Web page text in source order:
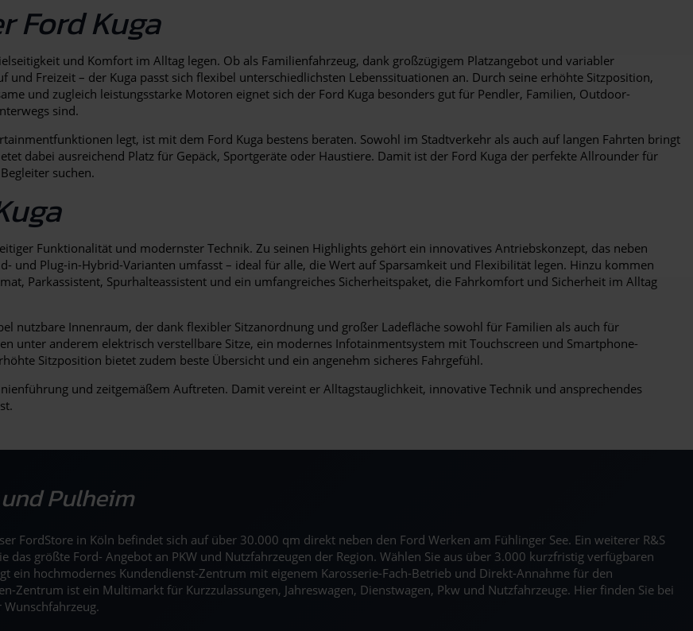
Ford Kuga
und Komfort im Alltag legen. Ob als Familienfahrzeug, dank großzügigem Platzangebot und variabler
und Freizeit – der Kuga passt sich flexibel unterschiedlichsten Lebenssituationen an. Durch seine erhöhte Sitzposition,
und zugleich leistungsstarke Motoren eignet sich der Ford Kuga besonders gut für Pendler, Familien, Outdoor-
sind.
legt, ist mit dem Ford Kuga bestens beraten. Sowohl im Stadtverkehr als auch auf langen Fahrten bringt
dabei ausreichend Platz für Gepäck, Sportgeräte oder Haustiere. Damit ist der Ford Kuga der perfekte Allrounder für
suchen.
Funktionalität und modernster Technik. Zu seinen Highlights gehört ein innovatives Antriebskonzept, das neben
und Plug-in-Hybrid-Varianten umfasst – ideal für alle, die Wert auf Sparsamkeit und Flexibilität legen. Hinzu kommen
Parkassistent, Spurhalteassistent und ein umfangreiches Sicherheitspaket, die Fahrkomfort und Sicherheit im Alltag
nutzbare Innenraum, der dank flexibler Sitzanordnung und großer Ladefläche sowohl für Familien als auch für
unter anderem elektrisch verstellbare Sitze, ein modernes Infotainmentsystem mit Touchscreen und Smartphone-
Sitzposition bietet zudem beste Übersicht und ein angenehm sicheres Fahrgefühl.
und zeitgemäßem Auftreten. Damit vereint er Alltagstauglichkeit, innovative Technik und ansprechendes
Pulheim
FordStore in Köln befindet sich auf über 30.000 qm direkt neben den Ford Werken am Fühlinger See. Ein weiterer R&S
das größte Ford- Angebot an PKW und Nutzfahrzeugen der Region. Wählen Sie aus über 3.000 kurzfristig verfügbaren
ein hochmodernes Kundendienst-Zentrum mit eigenem Karosserie-Fach-Betrieb und Direkt-Annahme für den
Zentrum ist ein Multimarkt für Kurzzulassungen, Jahreswagen, Dienstwagen, Pkw und Nutzfahrzeuge. Hier finden Sie bei